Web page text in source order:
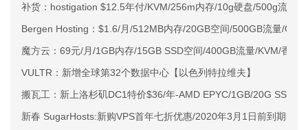
补货：hostigation $12.5年付/KVM/256m内存/10g硬盘/500g流量/
Bergen Hosting：$1.6/月/512MB内存/20GB空间/500GB流量/
魔方云：69元/月/1GB内存/15GB SSD空间/400GB流量/KVM/香港/
VULTR：新增全球第32个数据中心【以色列特拉维夫】
搬瓦工：新上洛杉矶DC1特价$36/年-AMD EPYC/1GB/20G SSD/
新春 SugarHosts:新购VPS首年七折优惠/2020年3月1日前到期的